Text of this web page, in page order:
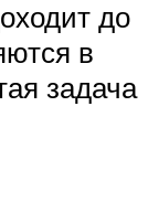
до
в
задача